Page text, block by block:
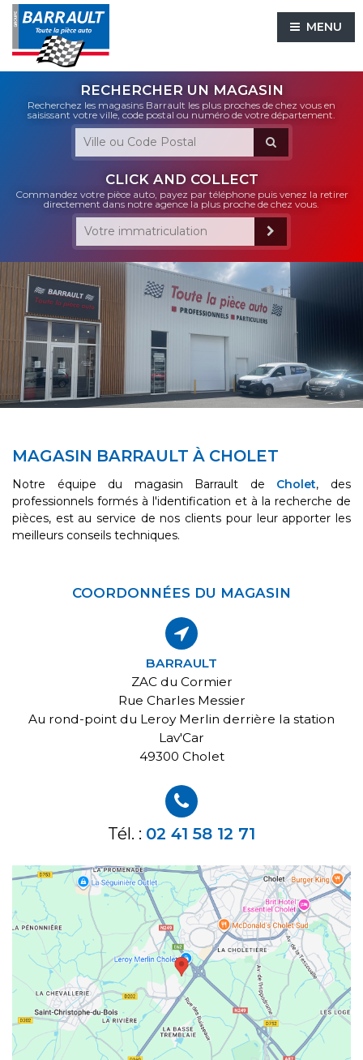
MENU
RECHERCHER UN MAGASIN
Recherchez les magasins Barrault les plus proches de chez vous en
saisissant votre ville, code postal ou numéro de votre département.
CLICK AND COLLECT
Commandez votre pièce auto, payez par téléphone puis venez la retirer
directement dans notre agence la plus proche de chez vous.
MAGASIN BARRAULT À CHOLET
Notre équipe du magasin Barrault de Cholet, des
professionnels formés à l'identification et à la recherche de
pièces, est au service de nos clients pour leur apporter les
meilleurs conseils techniques.
COORDONNÉES DU MAGASIN
BARRAULT
ZAC du Cormier
Rue Charles Messier
Au rond-point du Leroy Merlin derrière la station
Lav'Car
49300 Cholet
Tél. : 02 41 58 12 71